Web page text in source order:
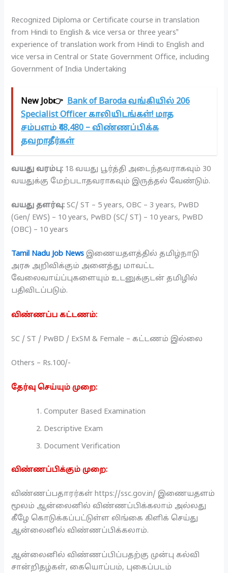
Recognized Diploma or Certificate course in translation
from Hindi to English & vice versa or three years‟
experience of translation work from Hindi to English and
vice versa in Central or State Government Office, including
Government of India Undertaking
New Job👉 Bank of Baroda வங்கியில் 206
Specialist Officer காலியிடங்கள்! மாத
சம்பளம் ₹48,480 – விண்ணப்பிக்க
தவறாதீர்கள்
வயது வரம்பு: 18 வயது பூர்த்தி அடைந்தவராகவும் 30
வயதுக்கு மேற்படாதவராகவும் இருத்தல் வேண்டும்.
வயது தளர்வு:SC/ ST – 5 years, OBC – 3 years, PwBD
(Gen/ EWS) – 10 years, PwBD (SC/ ST) – 10 years, PwBD
(OBC) – 10 years
Tamil Nadu Job News இணையதளத்தில் தமிழ்நாடு
அரசு அறிவிக்கும் அனைத்து மாவட்ட
வேலைவாய்ப்புகளையும் உடனுக்குடன் தமிழில்
பதிவிடப்படும்.
விண்ணப்ப கட்டணம்:
SC / ST / PwBD / ExSM & Female – கட்டணம் இல்லை
Others – Rs.100/-
தேர்வு செய்யும் முறை:
Computer Based Examination
Descriptive Exam
Document Verification
விண்ணப்பிக்கும் முறை:
விண்ணப்பதாரர்கள் https://ssc.gov.in/ இணையதளம்
மூலம் ஆன்லைனில் விண்ணப்பிக்கலாம் அல்லது
கீழே கொடுக்கப்பட்டுள்ள லிங்கை கிளிக் செய்து
ஆன்லைனில் விண்ணப்பிக்கலாம்.
ஆன்லைனில் விண்ணப்பிப்பதற்கு முன்பு கல்வி
சான்றிதழ்கள், கையொப்பம், புகைப்படம்